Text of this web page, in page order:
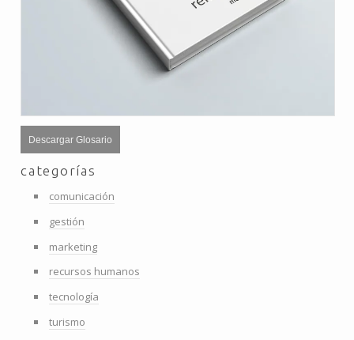
Descargar Glosario
categorías
comunicación
gestión
marketing
recursos humanos
tecnología
turismo